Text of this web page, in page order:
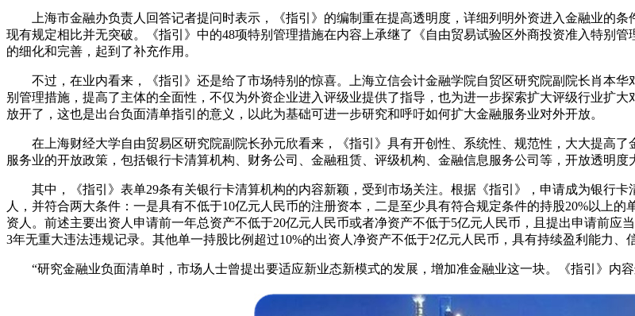
上海市金融办负责人回答记者提问时表示，《指引》的编制重在提高透明度，详细列明外资进入金融业的条
现有规定相比并无突破。《指引》中的48项特别管理措施在内容上承继了《自由贸易试验区外商投资准入特别
的细化和完善，起到了补充作用。
不过，在业内看来，《指引》还是给了市场特别的惊喜。上海立信会计金融学院自贸区研究院副院长肖本华
别管理措施，提高了主体的全面性，不仅为外资企业进入评级业提供了指导，也为进一步探索扩大评级行业扩
放开了，这也是出台负面清单指引的意义，以此为基础可进一步研究和呼吁如何扩大金融服务业对外开放。
在上海财经大学自由贸易区研究院副院长孙元欣看来，《指引》具有开创性、系统性、规范性，大大提高了
服务业的开放政策，包括银行卡清算机构、财务公司、金融租赁、评级机构、金融信息服务公司等，开放透明度
其中，《指引》表单29条有关银行卡清算机构的内容新颖，受到市场关注。根据《指引》，申请成为银行卡
人，并符合两大条件：一是具有不低于10亿元人民币的注册资本，二是至少具有符合规定条件的持股20%以上
资人。前述主要出资人申请前一年总资产不低于20亿元人民币或者净资产不低于5亿元人民币，且提出申请前应
3年无重大违法违规记录。其他单一持股比例超过10%的出资人净资产不低于2亿元人民币，具有持续盈利能力、
“研究金融业负面清单时，市场人士曾提出要适应新业态新模式的发展，增加准金融业这一块。《指引》内容